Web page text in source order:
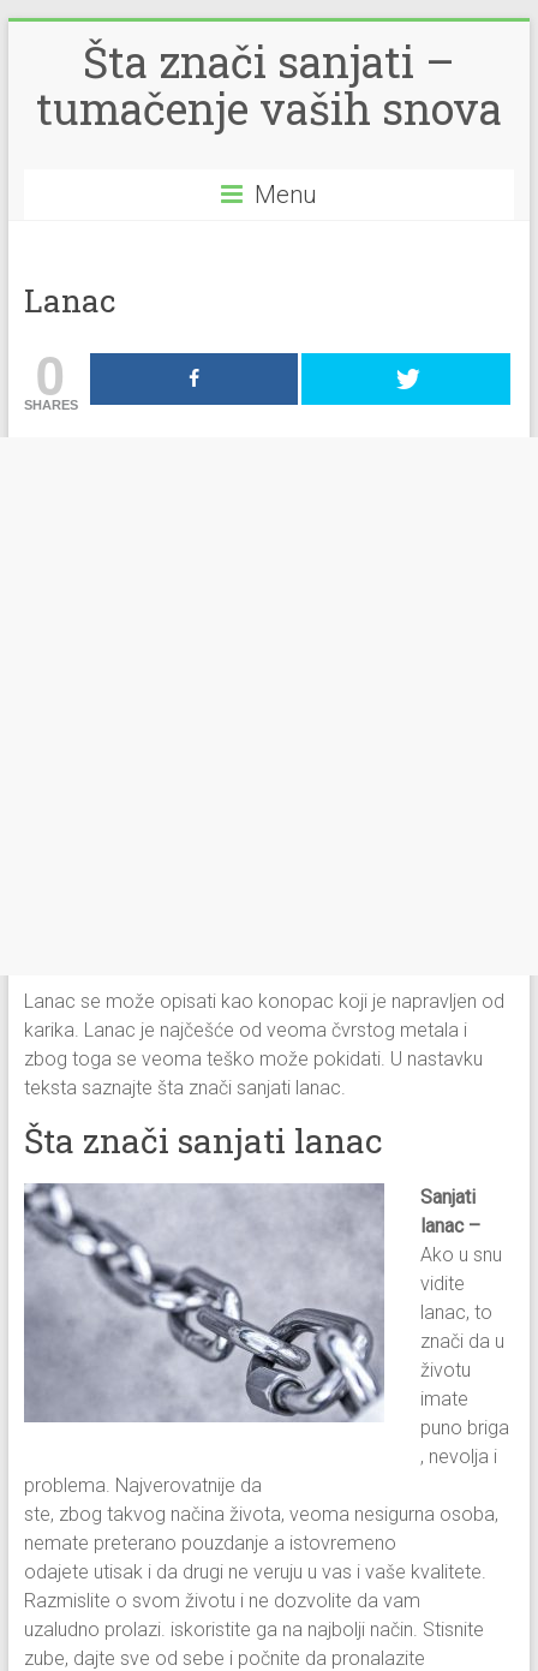
Šta znači sanjati –
tumačenje vaših snova
Menu
Lanac
0
SHARES
Lanac se može opisati kao konopac koji je napravljen od
karika. Lanac je najčešće od veoma čvrstog metala i
zbog toga se veoma teško može pokidati. U nastavku
teksta saznajte šta znači sanjati lanac.
Šta znači sanjati lanac
Sanjati
lanac –
Ako u snu
vidite
lanac, to
znači da u
životu
imate
puno briga
, nevolja i
problema. Najverovatnije da
ste, zbog takvog načina života, veoma nesigurna osoba,
nemate preterano pouzdanje a istovremeno
odajete utisak i da drugi ne veruju u vas i vaše kvalitete.
Razmislite o svom životu i ne dozvolite da vam
uzaludno prolazi. iskoristite ga na najbolji način. Stisnite
zube, dajte sve od sebe i počnite da pronalazite